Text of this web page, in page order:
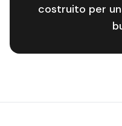
costruito per